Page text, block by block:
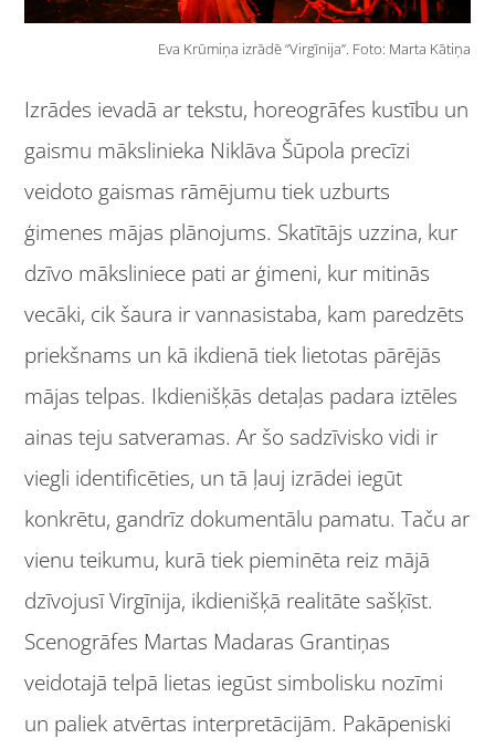
Eva Krūmiņa izrādē “Virgīnija”. Foto: Marta Kātiņa
Izrādes ievadā ar tekstu, horeogrāfes kustību un
gaismu mākslinieka Niklāva Šūpola precīzi
veidoto gaismas rāmējumu tiek uzburts
ģimenes mājas plānojums. Skatītājs uzzina, kur
dzīvo māksliniece pati ar ģimeni, kur mitinās
vecāki, cik šaura ir vannasistaba, kam paredzēts
priekšnams un kā ikdienā tiek lietotas pārējās
mājas telpas. Ikdienišķās detaļas padara iztēles
ainas teju satveramas. Ar šo sadzīvisko vidi ir
viegli identificēties, un tā ļauj izrādei iegūt
konkrētu, gandrīz dokumentālu pamatu. Taču ar
vienu teikumu, kurā tiek pieminēta reiz mājā
dzīvojusī Virgīnija, ikdienišķā realitāte sašķīst.
Scenogrāfes Martas Madaras Grantiņas
veidotajā telpā lietas iegūst simbolisku nozīmi
un paliek atvērtas interpretācijām. Pakāpeniski